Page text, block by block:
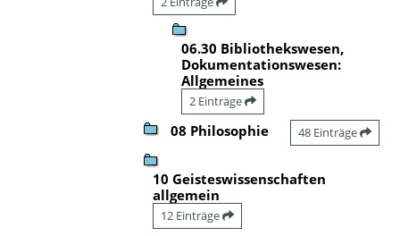
06.30 Bibliothekswesen,
Dokumentationswesen:
Allgemeines
2 Einträge
08 Philosophie 48 Einträge
10 Geisteswissenschaften
allgemein
12 Einträge